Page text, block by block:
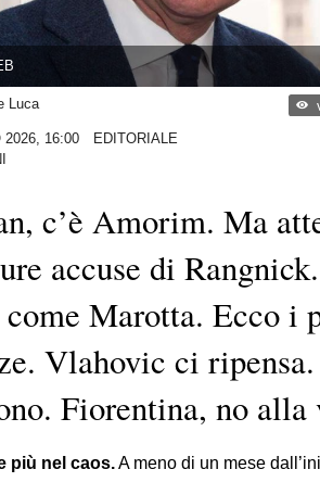
Luca
2026, 16:00
EDITORIALE
c’è Amorim. Ma
accuse di
Marotta. Ecco i
Vlahovic ci
Fiorentina, no alla
più nel caos.A meno di un mese